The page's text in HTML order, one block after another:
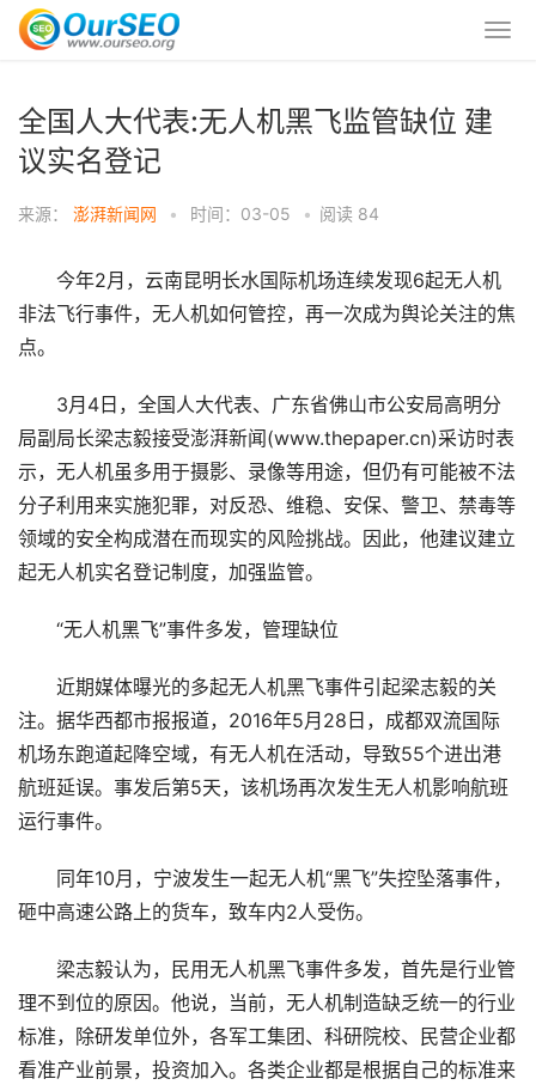
全国人大代表:无人机黑飞监管缺位 建
议实名登记
来源： 澎湃新闻网 • 时间：03-05 • 阅读 84
今年2月，云南昆明长水国际机场连续发现6起无人机
非法飞行事件，无人机如何管控，再一次成为舆论关注的焦
点。
3月4日，全国人大代表、广东省佛山市公安局高明分
局副局长梁志毅接受澎湃新闻(www.thepaper.cn)采访时表
示，无人机虽多用于摄影、录像等用途，但仍有可能被不法
分子利用来实施犯罪，对反恐、维稳、安保、警卫、禁毒等
领域的安全构成潜在而现实的风险挑战。因此，他建议建立
起无人机实名登记制度，加强监管。
“无人机黑飞”事件多发，管理缺位
近期媒体曝光的多起无人机黑飞事件引起梁志毅的关
注。据华西都市报报道，2016年5月28日，成都双流国际
机场东跑道起降空域，有无人机在活动，导致55个进出港
航班延误。事发后第5天，该机场再次发生无人机影响航班
运行事件。
同年10月，宁波发生一起无人机“黑飞”失控坠落事件，
砸中高速公路上的货车，致车内2人受伤。
梁志毅认为，民用无人机黑飞事件多发，首先是行业管
理不到位的原因。他说，当前，无人机制造缺乏统一的行业
标准，除研发单位外，各军工集团、科研院校、民营企业都
看准产业前景，投资加入。各类企业都是根据自己的标准来